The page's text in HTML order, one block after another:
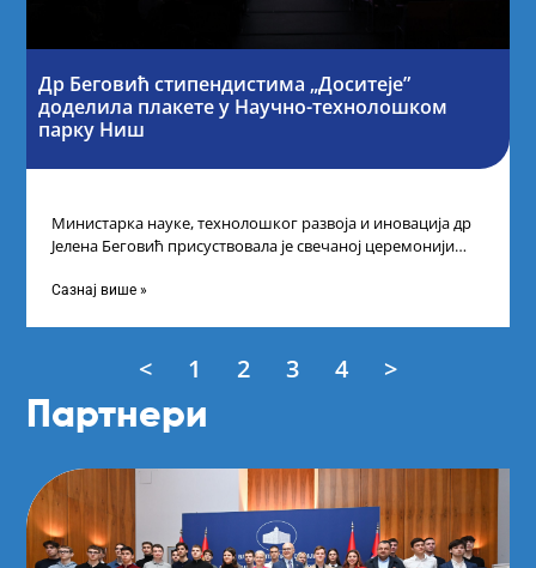
Др Беговић стипендистима „Доситеје”
доделила плакете у Научно-технолошком
парку Ниш
Министарка науке, технолошког развоја и иновација др
Јелена Беговић присуствовала је свечаној церемонији
„Доситеја” Фонда
Сазнај више »
< 1 2 3 4 >
Партнери